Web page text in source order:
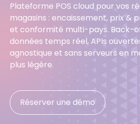
Plateforme POS cloud pour vos
magasins : encaissement, prix &
et conformité multi-pays. Back-
données temps réel, APIs
agnostique et sans serveurs en
plus légère.
Réserver une démo